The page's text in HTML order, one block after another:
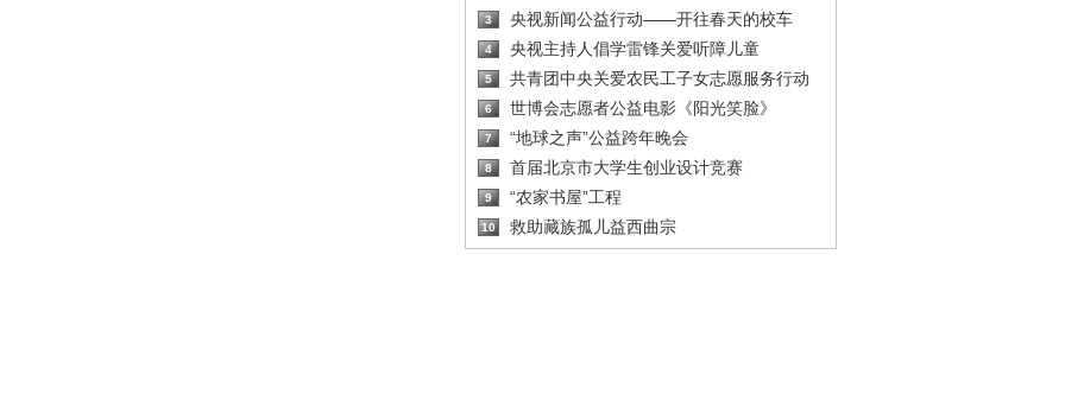
3 央视新闻公益行动——开往春天的校车
4 央视主持人倡学雷锋关爱听障儿童
5 共青团中央关爱农民工子女志愿服务行动
6 世博会志愿者公益电影《阳光笑脸》
7 “地球之声”公益跨年晚会
8 首届北京市大学生创业设计竞赛
9 “农家书屋”工程
10 救助藏族孤儿益西曲宗